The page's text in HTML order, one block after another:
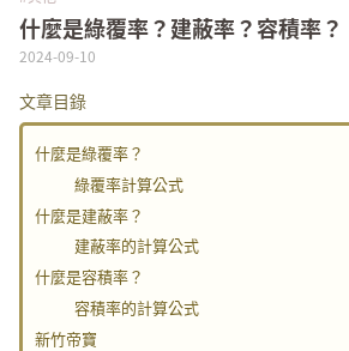
什麼是綠覆率？建蔽率？容積率？
2024-09-10
文章目錄
什麼是綠覆率？
綠覆率計算公式
什麼是建蔽率？
建蔽率的計算公式
什麼是容積率？
容積率的計算公式
新竹帝寶